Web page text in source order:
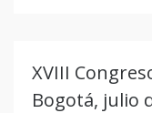
XVIII
Bogotá, julio